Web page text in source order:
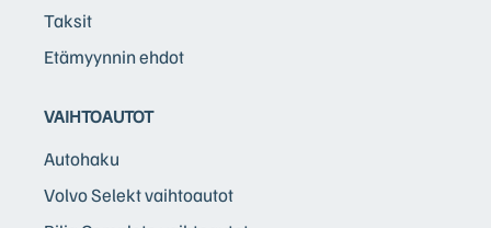
Taksit
Etämyynnin ehdot
VAIHTOAUTOT
Autohaku
Volvo Selekt vaihtoautot